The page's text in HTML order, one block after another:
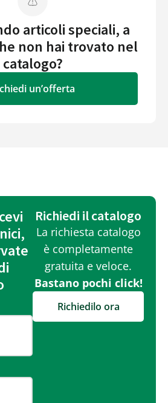
articoli speciali, a
non hai trovato nel
catalogo?
un’offerta
Richiedi il catalogo
La richiesta catalogo
è completamente
gratuita e veloce.
Bastano pochi click!
Richiedilo ora